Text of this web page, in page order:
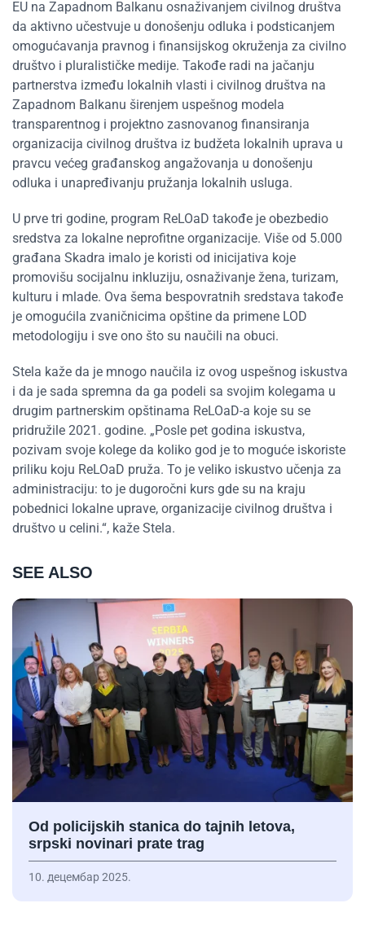
EU na Zapadnom Balkanu osnaživanjem civilnog društva
da aktivno učestvuje u donošenju odluka i podsticanjem
omogućavanja pravnog i finansijskog okruženja za civilno
društvo i pluralističke medije. Takođe radi na jačanju
partnerstva između lokalnih vlasti i civilnog društva na
Zapadnom Balkanu širenjem uspešnog modela
transparentnog i projektno zasnovanog finansiranja
organizacija civilnog društva iz budžeta lokalnih uprava u
pravcu većeg građanskog angažovanja u donošenju
odluka i unapređivanju pružanja lokalnih usluga.
U prve tri godine, program ReLOaD takođe je obezbedio
sredstva za lokalne neprofitne organizacije. Više od 5.000
građana Skadra imalo je koristi od inicijativa koje
promovišu socijalnu inkluziju, osnaživanje žena, turizam,
kulturu i mlade. Ova šema bespovratnih sredstava takođe
je omogućila zvaničnicima opštine da primene LOD
metodologiju i sve ono što su naučili na obuci.
Stela kaže da je mnogo naučila iz ovog uspešnog iskustva
i da je sada spremna da ga podeli sa svojim kolegama u
drugim partnerskim opštinama ReLOaD-a koje su se
pridružile 2021. godine. „Posle pet godina iskustva,
pozivam svoje kolege da koliko god je to moguće iskoriste
priliku koju ReLOaD pruža. To je veliko iskustvo učenja za
administraciju: to je dugoročni kurs gde su na kraju
pobednici lokalne uprave, organizacije civilnog društva i
društvo u celini.“, kaže Stela.
SEE ALSO
Od policijskih stanica do tajnih letova,
srpski novinari prate trag
10. децембар 2025.